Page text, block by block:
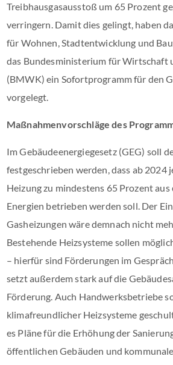
Treibhausgasausstoß um 65 Prozent
verringern. Damit dies gelingt, haben
für Wohnen, Stadtentwicklung und
das Bundesministerium für Wirtschaft
(BMWK) ein Sofortprogramm für den
vorgelegt.
Maßnahmenvorschläge des
Im Gebäudeenergiegesetz (GEG) soll
festgeschrieben werden, dass ab 2024
Heizung zu mindestens 65 Prozent
Energien betrieben werden soll. Der
Gasheizungen wäre demnach nicht
Bestehende Heizsysteme sollen
– hierfür sind Förderungen im
setzt außerdem stark auf die
Förderung. Auch Handwerksbetriebe
klimafreundlicher Heizsysteme
es Pläne für die Erhöhung der
öffentlichen Gebäuden und